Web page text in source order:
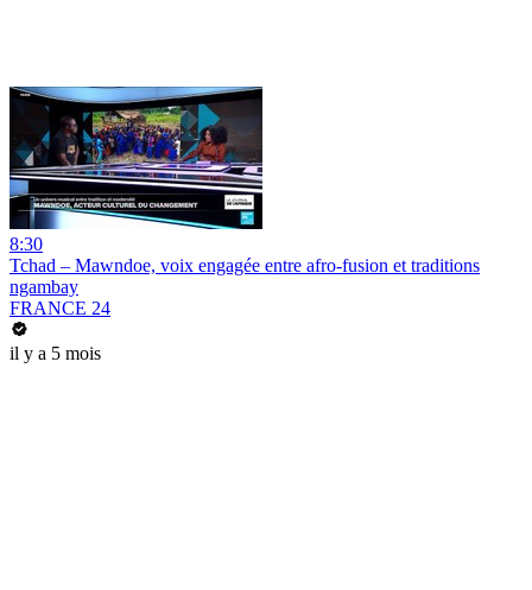
8:30
Tchad – Mawndoe, voix engagée entre afro-fusion et traditions
ngambay
FRANCE 24
il y a 5 mois